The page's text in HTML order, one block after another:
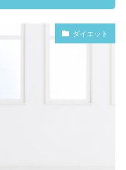
ダイエット